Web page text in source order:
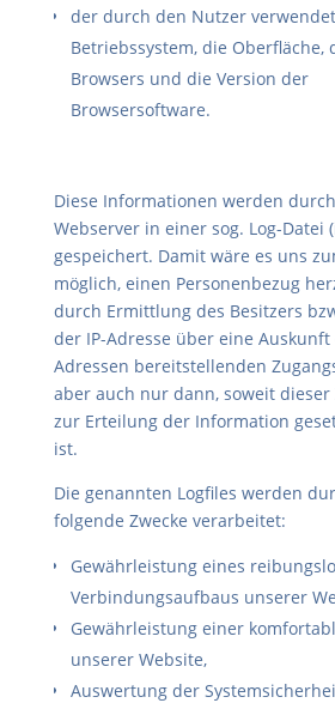
der durch den Nutzer
Betriebssystem, die Oberfläche,
Browsers und die Version der
Browsersoftware.
Diese Informationen werden
Webserver in einer sog. Log-Datei
gespeichert. Damit wäre es uns
möglich, einen Personenbezug
durch Ermittlung des Besitzers
der IP-Adresse über eine Auskunft
Adressen bereitstellenden
aber auch nur dann, soweit dieser
zur Erteilung der Information
ist.
Die genannten Logfiles werden
folgende Zwecke verarbeitet:
Gewährleistung eines
Verbindungsaufbaus unserer
Gewährleistung einer
unserer Website,
Auswertung der